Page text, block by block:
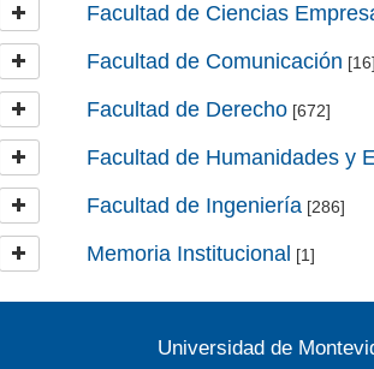
Facultad de Ciencias
Facultad de Comunicación [16]
Facultad de Derecho[672]
Facultad de Humanidades y
Facultad de Ingeniería[286]
Memoria Institucional [1]
Universidad de